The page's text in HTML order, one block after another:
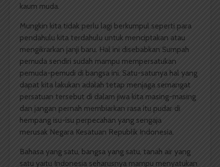
kaum muda.
Mungkin kita tidak perlu lagi berkumpul seperti para
pendahulu kita terdahulu untuk menciptakan atau
mengikrarkan janji baru. Hal ini disebabkan Sumpah
pemuda sendiri sudah mampu mempersatukan
pemuda-pemudi di bangsa ini. Satu-satunya hal yang
dapat kita lakukan adalah tetap menjaga semangat
persatuan tersebut di dalam jiwa kita masing-masing
dan jangan pernah membiarkan rasa itu pudar di
hempang isu-isu perpecahan yang sengaja
merusak Negara Kesatuan Republik Indonesia.
Bahasa yang satu, bangsa yang satu, tanah air yang
satu yaitu Indonesia seharusnya mampu menyatukan